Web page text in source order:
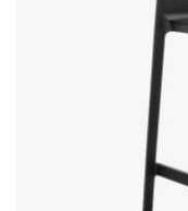
maakt. Stapelbaar tot
(prijs per stuk